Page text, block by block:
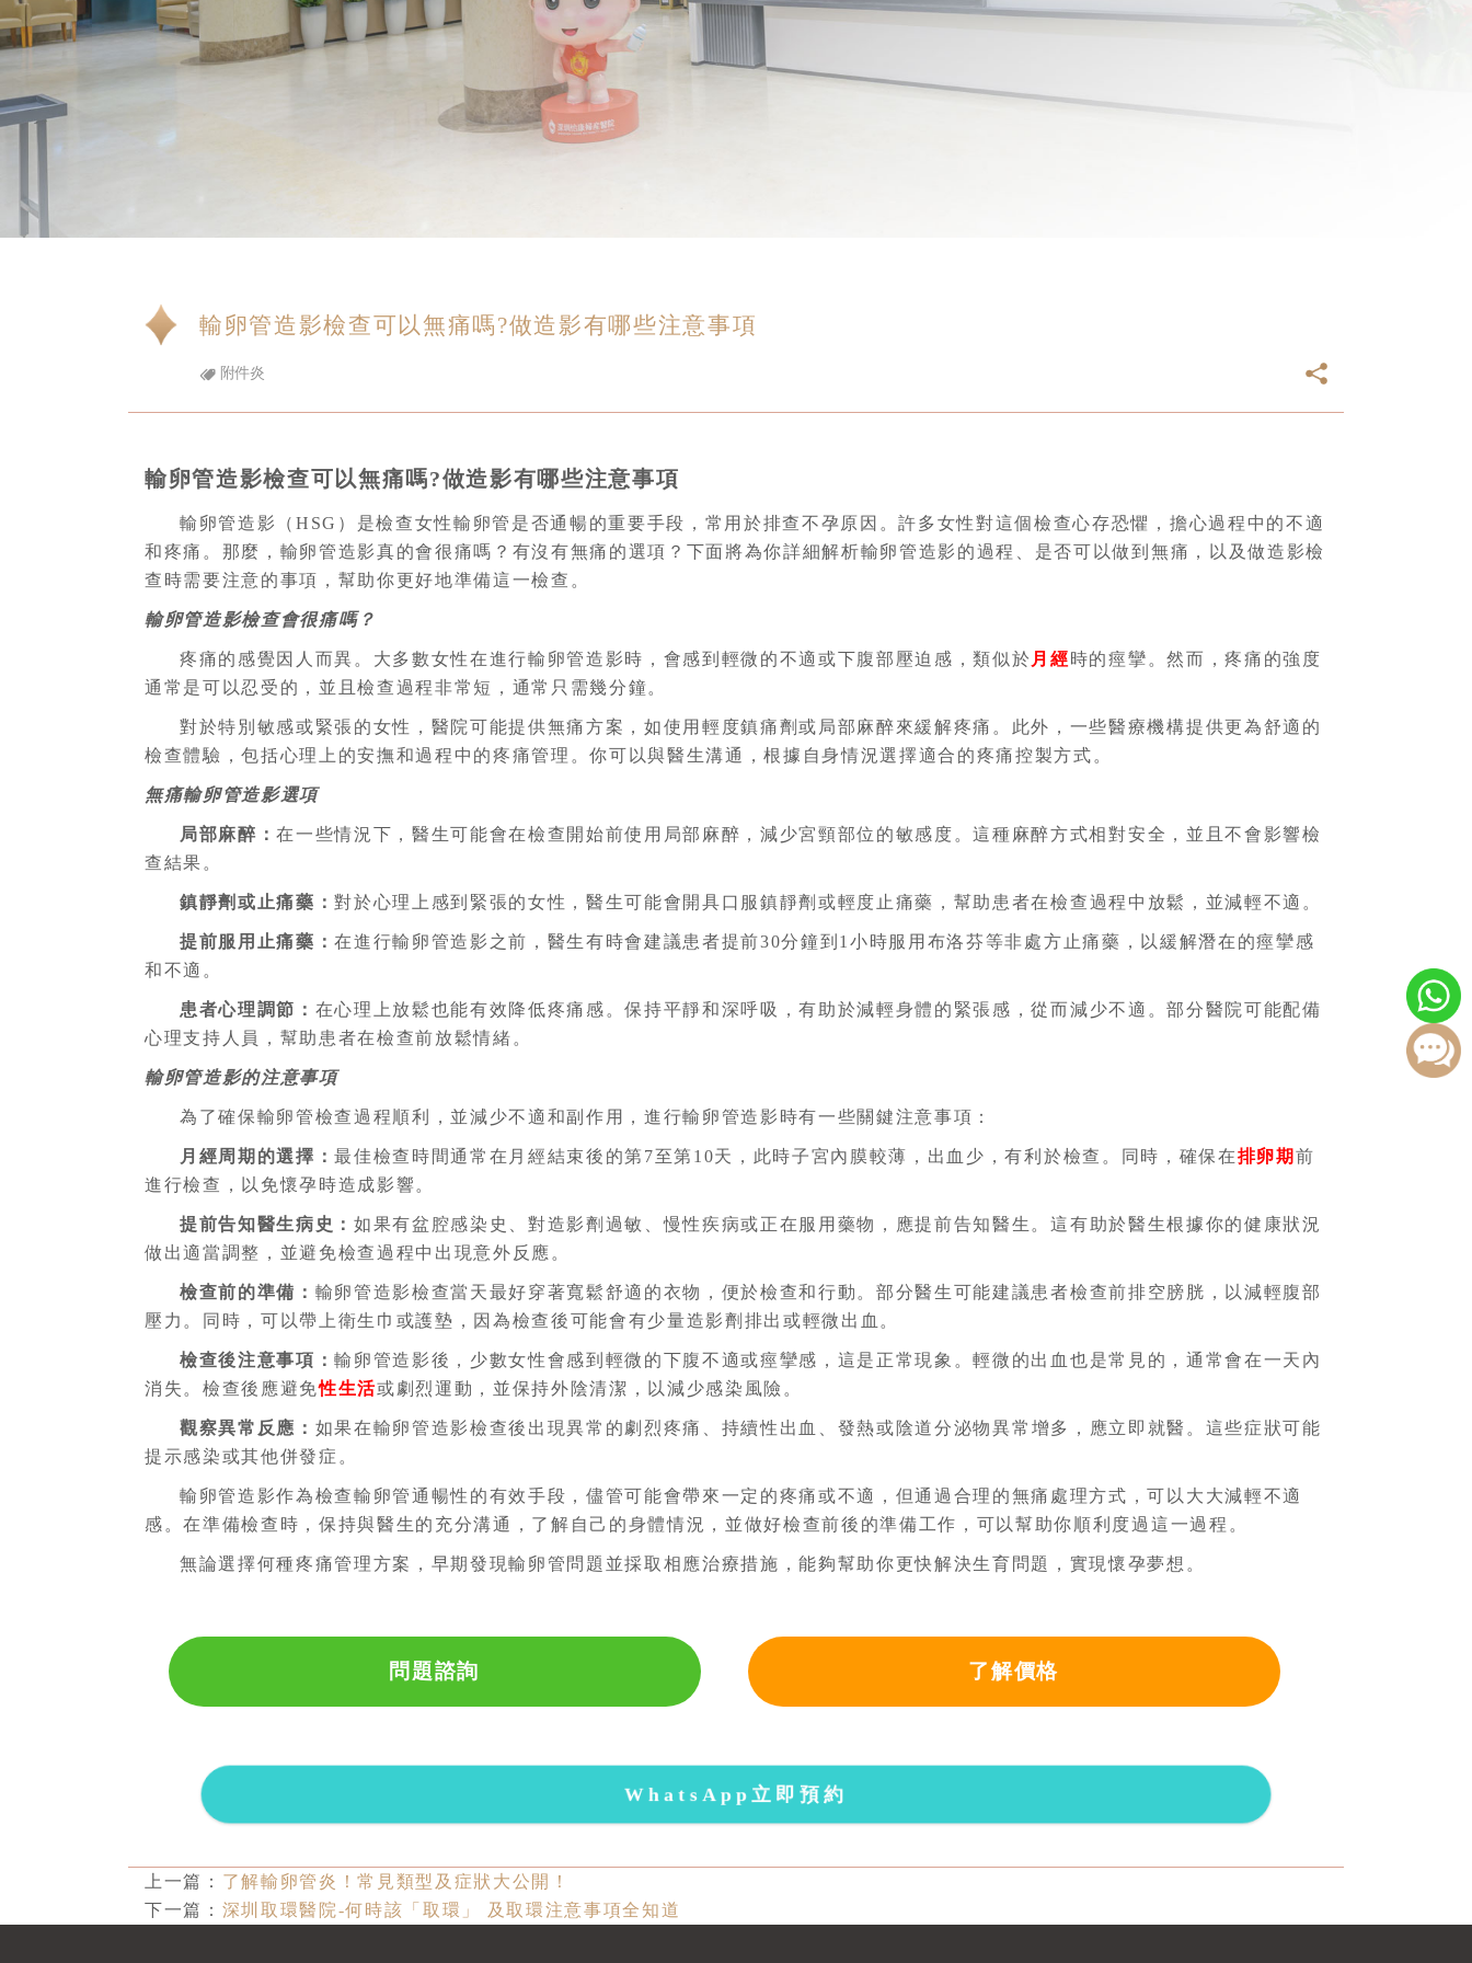
輸卵管造影檢查可以無痛嗎?做造影有哪些注意事項
附件炎
輸卵管造影檢查可以無痛嗎?做造影有哪些注意事項
輸卵管造影（HSG）是檢查女性輸卵管是否通暢的重要手段，常用於排查不孕原因。許多女性對這個檢查心存恐懼，擔心過程中的不適
和疼痛。那麼，輸卵管造影真的會很痛嗎？有沒有無痛的選項？下面將為你詳細解析輸卵管造影的過程、是否可以做到無痛，以及做造影檢
查時需要注意的事項，幫助你更好地準備這一檢查。
輸卵管造影檢查會很痛嗎？
疼痛的感覺因人而異。大多數女性在進行輸卵管造影時，會感到輕微的不適或下腹部壓迫感，類似於 月經時的痙攣。然而，疼痛的強度
通常是可以忍受的，並且檢查過程非常短，通常只需幾分鐘。
對於特別敏感或緊張的女性，醫院可能提供無痛方案，如使用輕度鎮痛劑或局部麻醉來緩解疼痛。此外，一些醫療機構提供更為舒適的
檢查體驗，包括心理上的安撫和過程中的疼痛管理。你可以與醫生溝通，根據自身情況選擇適合的疼痛控製方式。
無痛輸卵管造影選項
局部麻醉：在一些情況下，醫生可能會在檢查開始前使用局部麻醉，減少宮頸部位的敏感度。這種麻醉方式相對安全，並且不會影響檢
查結果。
鎮靜劑或止痛藥 ：對於心理上感到緊張的女性，醫生可能會開具口服鎮靜劑或輕度止痛藥，幫助患者在檢查過程中放鬆，並減輕不適。
提前服用止痛藥 ：在進行輸卵管造影之前，醫生有時會建議患者提前30分鐘到1小時服用布洛芬等非處方止痛藥，以緩解潛在的痙攣感
和不適。
患者心理調節 ： 在心理上放鬆也能有效降低疼痛感。保持平靜和深呼吸，有助於減輕身體的緊張感，從而減少不適。部分醫院可能配備
心理支持人員，幫助患者在檢查前放鬆情緒。
輸卵管造影的注意事項
為了確保輸卵管檢查過程順利，並減少不適和副作用，進行輸卵管造影時有一些關鍵注意事項：
月經周期的選擇 ：最佳檢查時間通常在月經結束後的第7至第10天，此時子宮內膜較薄，出血少，有利於檢查。同時，確保在排卵期 前
進行檢查，以免懷孕時造成影響。
提前告知醫生病史 ：如果有盆腔感染史、對造影劑過敏、慢性疾病或正在服用藥物，應提前告知醫生。這有助於醫生根據你的健康狀況
做出適當調整，並避免檢查過程中出現意外反應。
檢查前的準備 ： 輸卵管造影檢查當天最好穿著寬鬆舒適的衣物，便於檢查和行動。部分醫生可能建議患者檢查前排空膀胱，以減輕腹部
壓力。同時，可以帶上衛生巾或護墊，因為檢查後可能會有少量造影劑排出或輕微出血。
檢查後注意事項 ：輸卵管造影後，少數女性會感到輕微的下腹不適或痙攣感，這是正常現象。輕微的出血也是常見的，通常會在一天內
消失。檢查後應避免性生活或劇烈運動，並保持外陰清潔，以減少感染風險。
觀察異常反應 ： 如果在輸卵管造影檢查後出現異常的劇烈疼痛、持續性出血、發熱或陰道分泌物異常增多，應立即就醫。這些症狀可能
提示感染或其他併發症。
輸卵管造影作為檢查輸卵管通暢性的有效手段，儘管可能會帶來一定的疼痛或不適，但通過合理的無痛處理方式，可以大大減輕不適
感。在準備檢查時，保持與醫生的充分溝通，了解自己的身體情況，並做好檢查前後的準備工作，可以幫助你順利度過這一過程。
無論選擇何種疼痛管理方案，早期發現輸卵管問題並採取相應治療措施，能夠幫助你更快解決生育問題，實現懷孕夢想。
問題諮詢 了解價格
WhatsApp立即預約
上一篇： 了解輸卵管炎！常見類型及症狀大公開！
下一篇： 深圳取環醫院-何時該「取環」 及取環注意事項全知道